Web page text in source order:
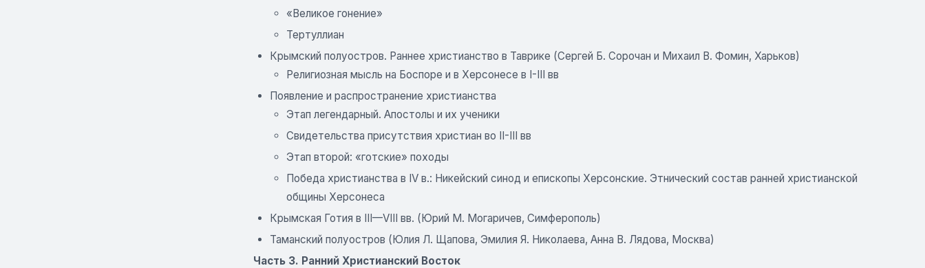
«Великое гонение»
Тертуллиан
Крымский полуостров. Раннее христианство в Таврике (Сергей Б. Сорочан и Михаил В. Фомин, Харьков)
Религиозная мысль на Боспоре и в Херсонесе в I-III вв
Появление и распространение христианства
Этап легендарный. Апостолы и их ученики
Свидетельства присутствия христиан во II-III вв
Этап второй: «готские» походы
Победа христианства в IV в.: Никейский синод и епископы Херсонские. Этнический состав ранней христианской
общины Херсонеса
Крымская Готия в III—VIII вв. (Юрий М. Могаричев, Симферополь)
Таманский полуостров (Юлия Л. Щапова, Эмилия Я. Николаева, Анна В. Лядова, Москва)
Часть 3. Ранний Христианский Восток